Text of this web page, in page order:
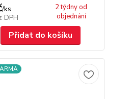
/ks
DPH
2 týdny od
objednání
Přidat do košíku